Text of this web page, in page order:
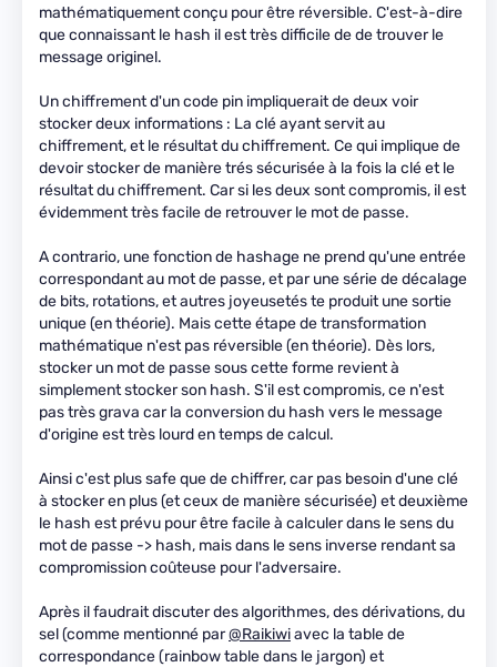
mathématiquement conçu pour être réversible. C'est-à-dire
que connaissant le hash il est très difficile de de trouver le
message originel.
Un chiffrement d'un code pin impliquerait de deux voir
stocker deux informations : La clé ayant servit au
chiffrement, et le résultat du chiffrement. Ce qui implique de
devoir stocker de manière trés sécurisée à la fois la clé et le
résultat du chiffrement. Car si les deux sont compromis, il est
évidemment très facile de retrouver le mot de passe.
A contrario, une fonction de hashage ne prend qu'une entrée
correspondant au mot de passe, et par une série de décalage
de bits, rotations, et autres joyeusetés te produit une sortie
unique (en théorie). Mais cette étape de transformation
mathématique n'est pas réversible (en théorie). Dès lors,
stocker un mot de passe sous cette forme revient à
simplement stocker son hash. S'il est compromis, ce n'est
pas très grava car la conversion du hash vers le message
d'origine est très lourd en temps de calcul.
Ainsi c'est plus safe que de chiffrer, car pas besoin d'une clé
à stocker en plus (et ceux de manière sécurisée) et deuxième
le hash est prévu pour être facile à calculer dans le sens du
mot de passe -> hash, mais dans le sens inverse rendant sa
compromission coûteuse pour l'adversaire.
Après il faudrait discuter des algorithmes, des dérivations, du
sel (comme mentionné par@Raikiwiavec la table de
correspondance (rainbow table dans le jargon) et